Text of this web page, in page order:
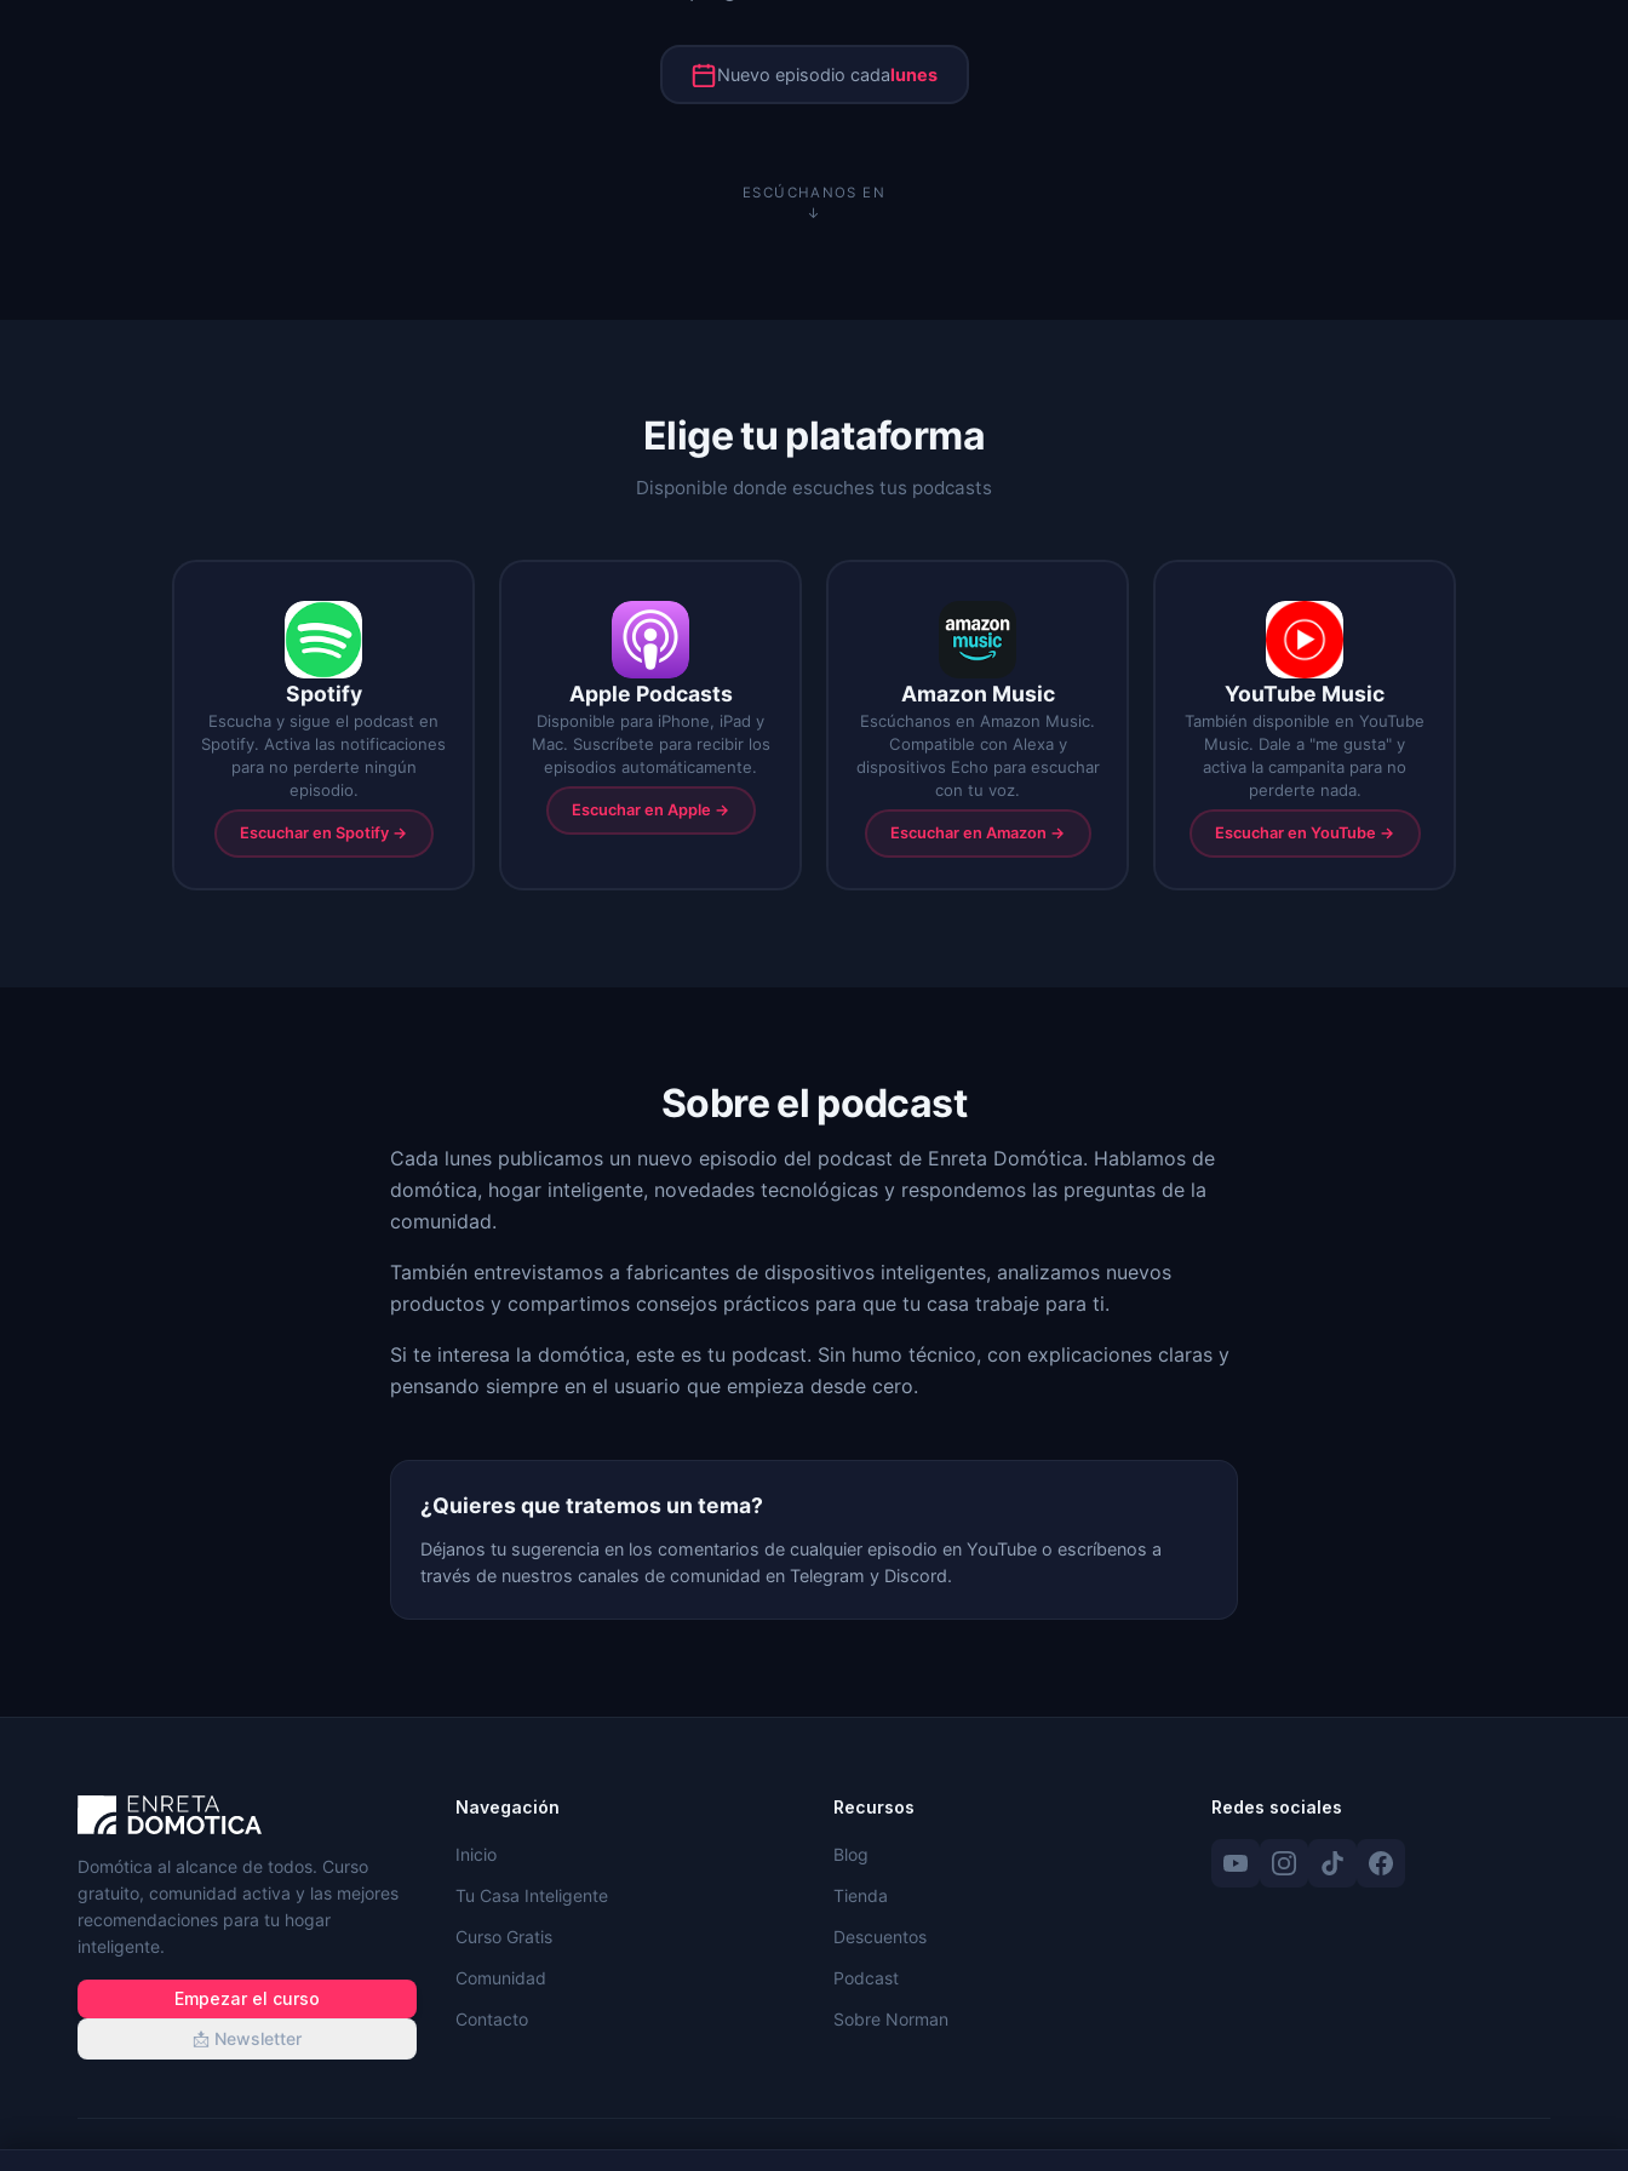
Nuevo episodio cadalunes
ESCÚCHANOS EN
↓
Elige tu plataforma
Disponible donde escuches tus podcasts
Spotify
Escucha y sigue el podcast en
Spotify. Activa las notificaciones
para no perderte ningún
episodio.
Escuchar en Spotify →
Apple Podcasts
Disponible para iPhone, iPad y
Mac. Suscríbete para recibir los
episodios automáticamente.
Escuchar en Apple →
Amazon Music
Escúchanos en Amazon Music.
Compatible con Alexa y
dispositivos Echo para escuchar
con tu voz.
Escuchar en Amazon →
YouTube Music
También disponible en YouTube
Music. Dale a "me gusta" y
activa la campanita para no
perderte nada.
Escuchar en YouTube →
Sobre el podcast
Cada lunes publicamos un nuevo episodio del podcast de Enreta Domótica. Hablamos de
domótica, hogar inteligente, novedades tecnológicas y respondemos las preguntas de la
comunidad.
También entrevistamos a fabricantes de dispositivos inteligentes, analizamos nuevos
productos y compartimos consejos prácticos para que tu casa trabaje para ti.
Si te interesa la domótica, este es tu podcast. Sin humo técnico, con explicaciones claras y
pensando siempre en el usuario que empieza desde cero.
¿Quieres que tratemos un tema?
Déjanos tu sugerencia en los comentarios de cualquier episodio en YouTube o escríbenos a
través de nuestros canales de comunidad en Telegram y Discord.
Domótica al alcance de todos. Curso
gratuito, comunidad activa y las mejores
recomendaciones para tu hogar
inteligente.
Empezar el curso
📩 Newsletter
Navegación
Inicio
Tu Casa Inteligente
Curso Gratis
Comunidad
Contacto
Recursos
Blog
Tienda
Descuentos
Podcast
Sobre Norman
Redes sociales